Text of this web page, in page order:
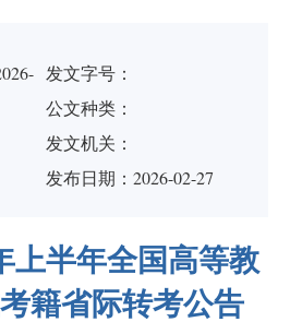
发文字号：
公文种类：
发文机关：
发布日期：2026-02-27
上半年全国高等教
籍省际转考公告